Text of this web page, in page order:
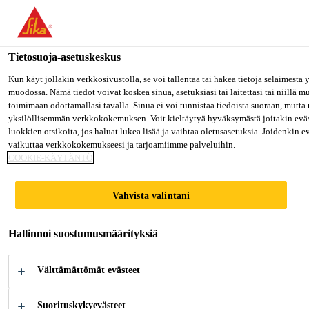
Olet menossa "Sika Finland", näyttää, että olet "Yhdysvallat".
oman maasi sivulle.
MENE SIKA USA
Sika Finland
Sikalastic® M 686
Kaksikomponenttinen polyurea-
nopeasti kovettuva, käsin levitettäviin
sovelluksiin.
Sikalastic® M 686 on nopeasti kovettuva,
Tietosuoja-asetuskeskus
Kun käyt jollakin verkkosivustolla, se voi tallentaa tai hakea tietoja selaimesta
muodossa. Nämä tiedot voivat koskea sinua, asetuksiasi tai laitettasi tai niillä
toimimaan odottamallasi tavalla. Sinua ei voi tunnistaa tiedoista suoraan,
yksilöllisemmän verkkokokemuksen. Voit kieltäytyä hyväksymästä joitakin
luokkien otsikoita, jos haluat lukea lisää ja vaihtaa oletusasetuksia. Joidenkin
vaikuttaa verkkokokemukseesi ja tarjoamiimme palveluihin.
COOKIE-KÄYTÄNTÖ
Vahvista valintani
Hallinnoi suostumusmäärityksiä
Välttämättömät evästeet
Suorituskykyevästeet